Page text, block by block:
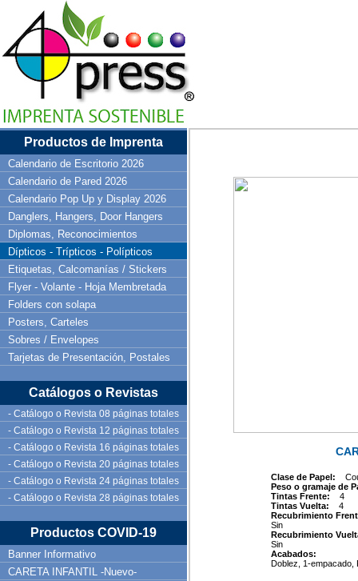
Productos de Imprenta
Calendario de Escritorio 2026
Calendario de Pared 2026
Calendario Pop Up y Display 2026
Danglers, Hangers, Door Hangers
Diplomas, Reconocimientos
Dípticos - Trípticos - Polípticos
Etiquetas, Calcomanías / Stickers
Flyer - Volante - Hoja Membretada
Folders con solapa
Posters, Carteles
Sobres / Envelopes
Tarjetas de Presentación, Postales
Catálogos o Revistas
- Catálogo o Revista 08 páginas totales
- Catálogo o Revista 12 páginas totales
- Catálogo o Revista 16 páginas totales
- Catálogo o Revista 20 páginas totales
- Catálogo o Revista 24 páginas totales
- Catálogo o Revista 28 páginas totales
Productos COVID-19
Banner Informativo
CARETA INFANTIL -Nuevo-
Clase de Papel:
Peso o gramaje de
Tintas Frente: 4
Tintas Vuelta: 4
Recubrimiento
Sin
Recubrimiento
Sin
Acabados:
Doblez, 1-empacado,